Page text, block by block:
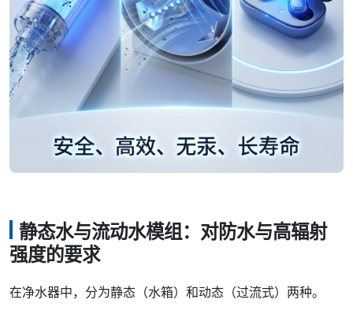
静态水与流动水模组：对防水与高辐射
强度的要求
在净水器中，分为静态（水箱）和动态（过流式）两种。